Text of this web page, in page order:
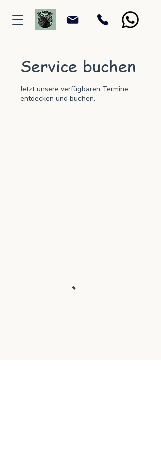
Service buchen
Jetzt unsere verfügbaren Termine
entdecken und buchen.